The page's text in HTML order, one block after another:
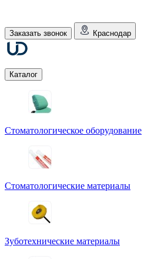
Заказать звонок Краснодар
Каталог
Стоматологическое оборудование
Стоматологические материалы
Зуботехнические материалы